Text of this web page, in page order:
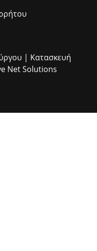
| Κατασκευή
Net Solutions